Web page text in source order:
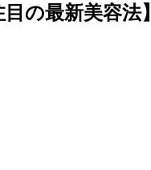
の最新美容法】